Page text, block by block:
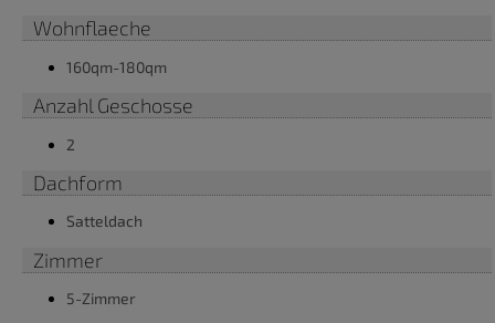
Wohnflaeche
160qm-180qm
Anzahl Geschosse
2
Dachform
Satteldach
Zimmer
5-Zimmer